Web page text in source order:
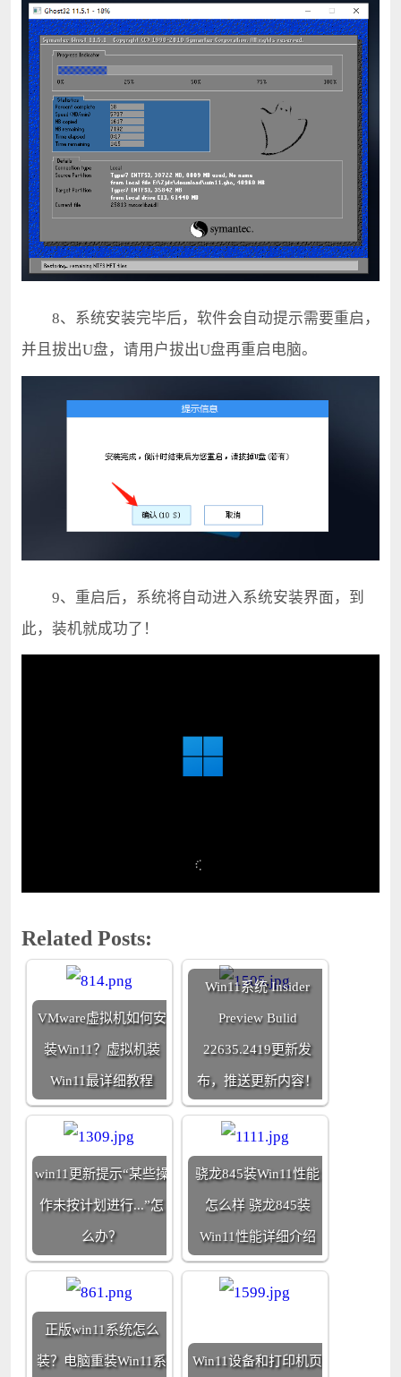
8、系统安装完毕后，软件会自动提示需要重启，
并且拔出U盘，请用户拔出U盘再重启电脑。
9、重启后，系统将自动进入系统安装界面，到
此，装机就成功了！
Related Posts:
VMware虚拟机如何安
装Win11？虚拟机装
Win11最详细教程
Win11系统 Insider
Preview Bulid
22635.2419更新发
布，推送更新内容！
win11更新提示“某些操
作未按计划进行...”怎
么办？
骁龙845装Win11性能
怎么样 骁龙845装
Win11性能详细介绍
正版win11系统怎么
装？电脑重装Win11系 Win11设备和打印机页